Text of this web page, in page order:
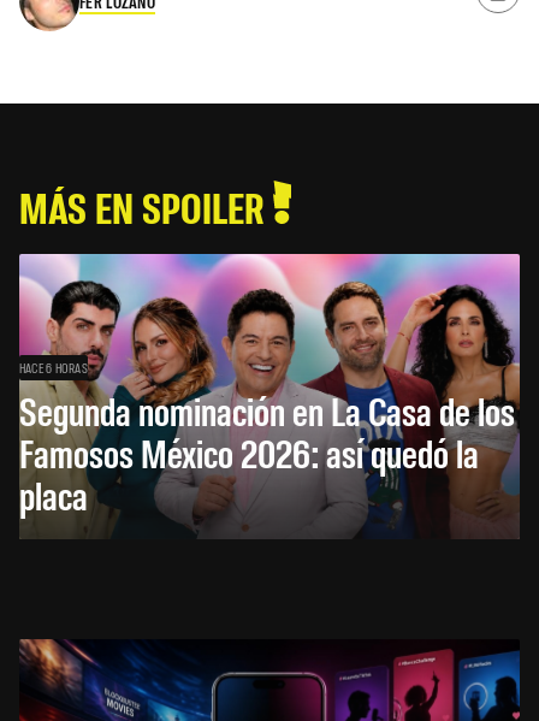
MÁS EN SPOILER
HACE 6 HORAS
Segunda nominación en La Casa de los
Famosos México 2026: así quedó la
placa